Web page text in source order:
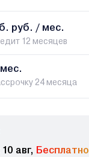
руб. / мес.
12 месяцев
24 месяца
авг, Бесплатно